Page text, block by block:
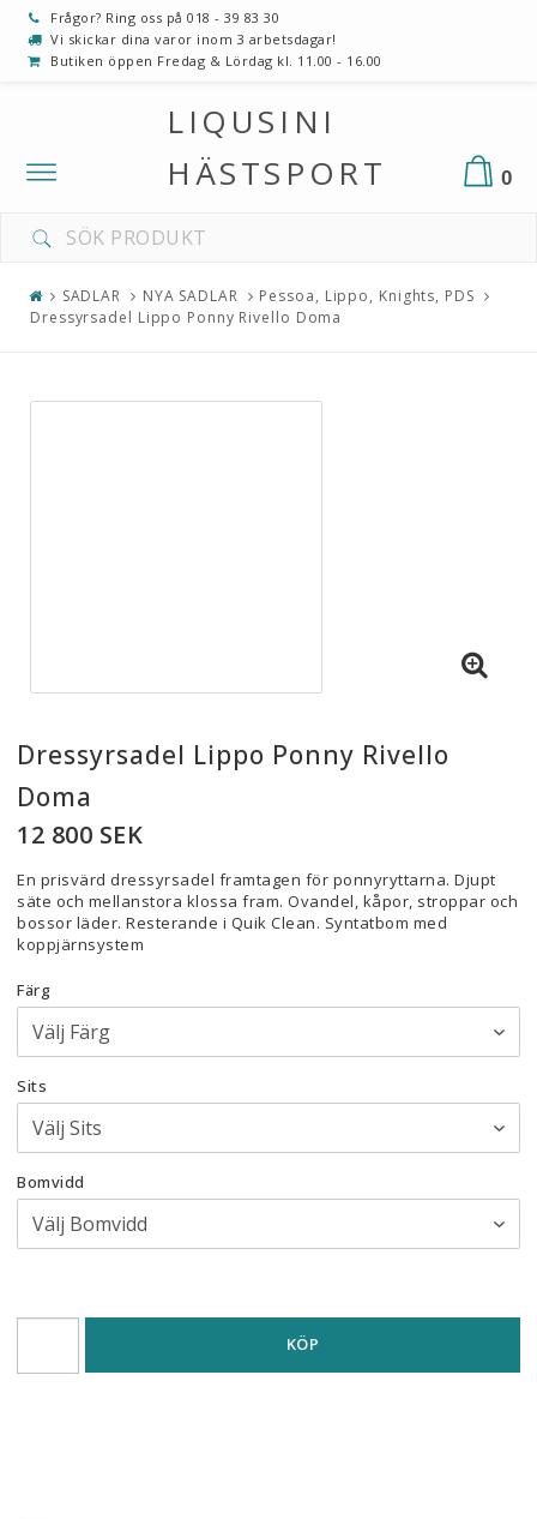
Frågor? Ring oss på 018 - 39 83 30
Vi skickar dina varor inom 3 arbetsdagar!
Butiken öppen Fredag & Lördag kl. 11.00 - 16.00
LIQUSINI
HÄSTSPORT
0
Toggle
navigation
SADLAR NYA SADLAR
Pessoa, Lippo, Knights, PDS
Dressyrsadel Lippo Ponny Rivello Doma
Dressyrsadel Lippo Ponny Rivello
Doma
12 800 SEK
En prisvärd dressyrsadel framtagen för ponnyryttarna. Djupt
säte och mellanstora klossa fram. Ovandel, kåpor, stroppar och
bossor läder. Resterande i Quik Clean. Syntatbom med
koppjärnsystem
Färg
Sits
Bomvidd
KÖP